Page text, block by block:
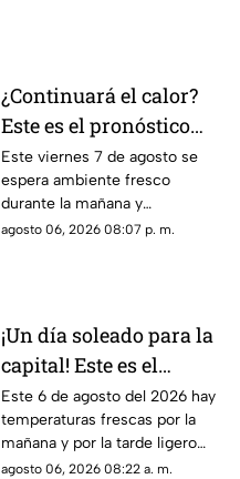
¿Continuará el calor?
Este es el pronóstico
del clima en Zacatecas
HOY viernes 7 de
agosto
Este viernes 7 de agosto se
espera ambiente fresco
durante la mañana y
temperaturas cálidas por la
agosto 06, 2026 08:07 p. m.
¡Un día soleado para la
capital! Este es el
pronóstico del clima en
Zacatecas HOY jueves 6
de agosto
Este 6 de agosto del 2026 hay
temperaturas frescas por la
mañana y por la tarde ligero
calor; el clima de hoy en
agosto 06, 2026 08:22 a. m.